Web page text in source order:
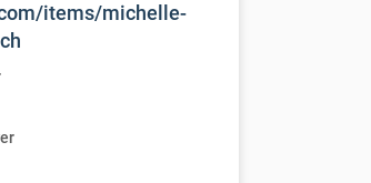
items/michelle-